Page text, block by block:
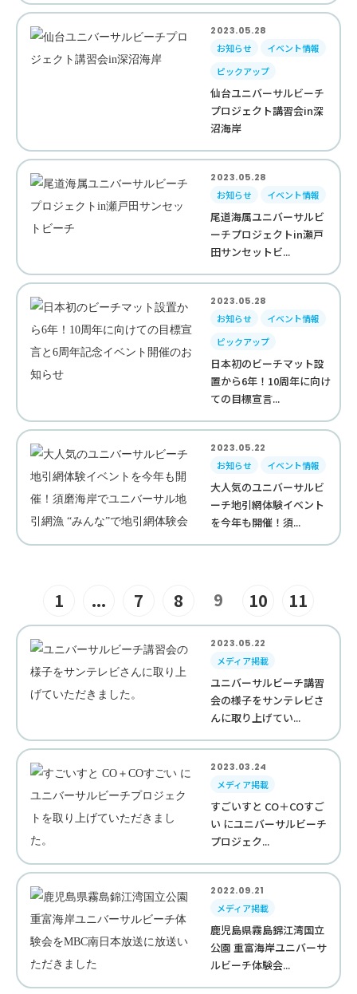
2023.05.28
お知らせ
イベント情報
ピックアップ
仙台ユニバーサルビーチ
プロジェクト講習会in深
沼海岸
2023.05.28
お知らせ
イベント情報
尾道海属ユニバーサルビ
ーチプロジェクトin瀬戸
田サンセットビ...
2023.05.28
お知らせ
イベント情報
ピックアップ
日本初のビーチマット設
置から6年！10周年に向け
ての目標宣言...
2023.05.22
お知らせ
イベント情報
大人気のユニバーサルビ
ーチ地引網体験イベント
を今年も開催！須...
1 ... 7 8 9 10 11
2023.05.22
メディア掲載
ユニバーサルビーチ講習
会の様子をサンテレビさ
んに取り上げてい...
2023.03.24
メディア掲載
すごいすと CO＋COすご
い にユニバーサルビーチ
プロジェク...
2022.09.21
メディア掲載
鹿児島県霧島錦江湾国立
公園 重富海岸ユニバーサ
ルビーチ体験会...